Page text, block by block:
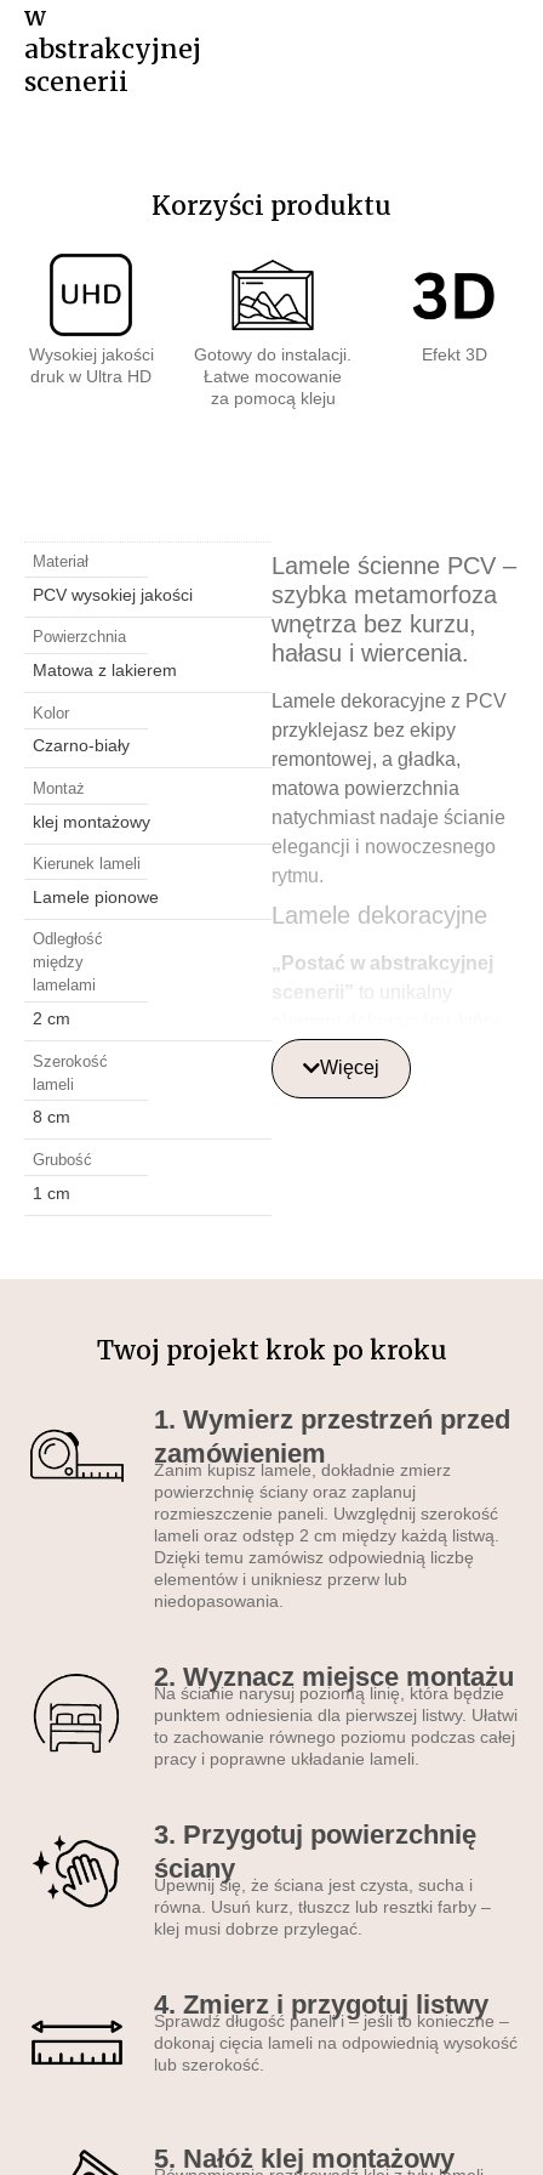
w
abstrakcyjnej
scenerii
Korzyści produktu
Wysokiej jakości
druk w Ultra HD
Gotowy do instalacji.
Łatwe mocowanie
za pomocą kleju
Efekt 3D
Lamele ścienne PCV –
szybka metamorfoza
wnętrza bez kurzu,
hałasu i wiercenia.
Lamele dekoracyjne z PCV
przyklejasz bez ekipy
remontowej, a gładka,
matowa powierzchnia
natychmiast nadaje ścianie
elegancji i nowoczesnego
rytmu.
Lamele dekoracyjne
„Postać w abstrakcyjnej
scenerii”
to unikalny
doskonale komponuje się z
nowoczesnymi wnętrzami.
sypialni, salonu czy biura,
przestrzeń do osobistych
przemyśleń i spokoju.
przypadku stanowią
doskonałe tło dla
artystycznego wydruku,
tworząc unikalną,
nowoczesną dekorację
ścienną.
Do jakiego
lamele ścienne?
•do salonu– np. na ścianę
za sofą lub telewizorem •do
alternatywa dla płytek • do
schodową • do biura,
gabinetu lub recepcji
ścienne PCV –
najważniejsze korzyści
malować ani szlifować; •
Więcej
Materiał
PCV wysokiej jakości
Powierzchnia
Matowa z lakierem
Kolor
Czarno-biały
Montaż
klej montażowy
Kierunek lameli
Lamele pionowe
Odległość
między
lamelami
2 cm
Szerokość
lameli
8 cm
Grubość
1 cm
Twoj projekt krok po kroku
1. Wymierz przestrzeń przed
zamówieniem
Zanim kupisz lamele, dokładnie zmierz
powierzchnię ściany oraz zaplanuj
rozmieszczenie paneli. Uwzględnij szerokość
lameli oraz odstęp 2 cm między każdą listwą.
Dzięki temu zamówisz odpowiednią liczbę
elementów i unikniesz przerw lub
niedopasowania.
2. Wyznacz miejsce montażu
Na ścianie narysuj poziomą linię, która będzie
punktem odniesienia dla pierwszej listwy. Ułatwi
to zachowanie równego poziomu podczas całej
pracy i poprawne układanie lameli.
3. Przygotuj powierzchnię
ściany
Upewnij się, że ściana jest czysta, sucha i
równa. Usuń kurz, tłuszcz lub resztki farby –
klej musi dobrze przylegać.
4. Zmierz i przygotuj listwy
Sprawdź długość paneli i – jeśli to konieczne –
dokonaj cięcia lameli na odpowiednią wysokość
lub szerokość.
5. Nałóż klej montażowy